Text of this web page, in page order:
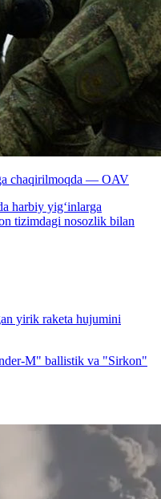
chaqirilmoqda — OAV
harbiy yig‘inlarga
tizimdagi nosozlik bilan
yirik raketa hujumini
M" ballistik va "Sirkon"